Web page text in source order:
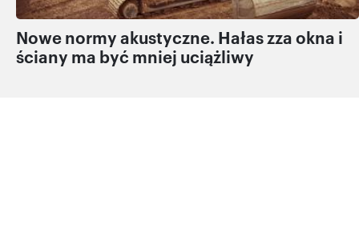
Nowe normy akustyczne. Hałas zza okna i
ściany ma być mniej uciążliwy